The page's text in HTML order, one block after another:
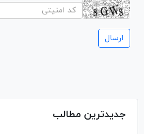
جدیدترین مطالب